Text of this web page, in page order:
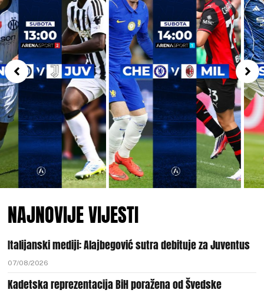
NAJNOVIJE VIJESTI
Italijanski mediji: Alajbegović sutra debituje za Juventus
07/08/2026
Kadetska reprezentacija BiH poražena od Švedske